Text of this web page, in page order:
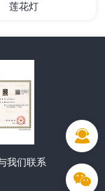
详情
莲花灯
我们联系